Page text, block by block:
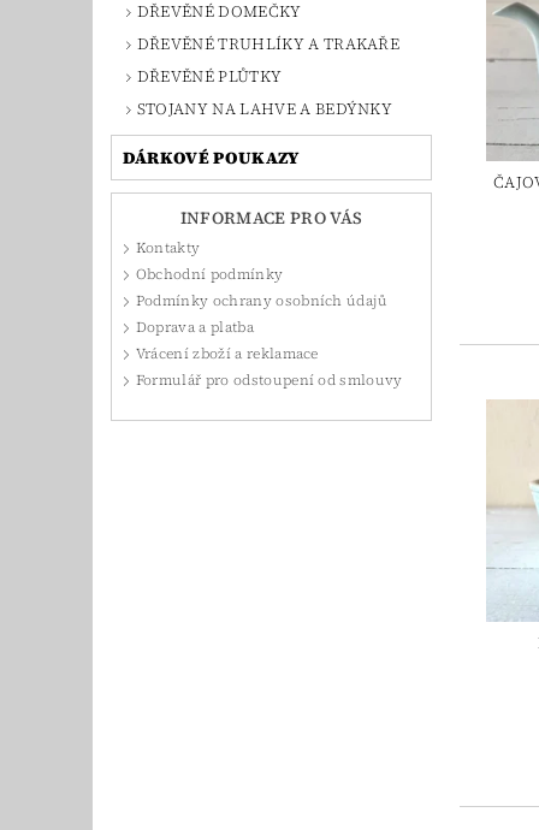
DŘEVĚNÉ DOMEČKY
DŘEVĚNÉ TRUHLÍKY A TRAKAŘE
DŘEVĚNÉ PLŮTKY
STOJANY NA LAHVE A BEDÝNKY
DÁRKOVÉ POUKAZY
INFORMACE PRO VÁS
Kontakty
Obchodní podmínky
Podmínky ochrany osobních údajů
Doprava a platba
Vrácení zboží a reklamace
Formulář pro odstoupení od smlouvy